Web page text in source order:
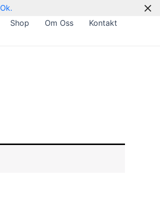
Shop Om Oss Kontakt
Ok.